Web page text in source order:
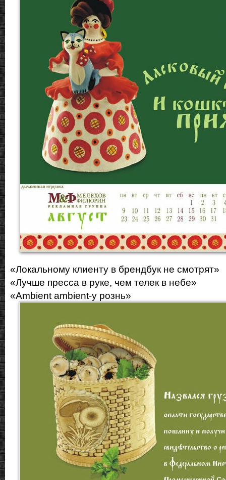
«Локальному клиенту в брендбук не смотрят»
«Лучше пресса в руке, чем телек в небе»
«Ambient ambient-у рознь»